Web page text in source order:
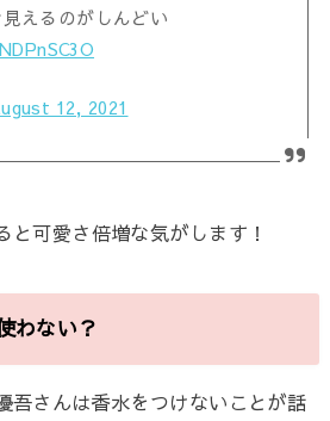
えるのがしんどい
12, 2021
と可愛さ倍増な気がします！
わない？
吾さんは香水をつけないことが話